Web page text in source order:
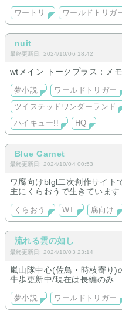
ワートリ ワールドトリガ
nuit
最終更新日: 2024/10/06 18:42
wtメイン トークプラス：メ
夢小説 ワールドトリガー
ツイステッドワンダーランド
ハイキュー!!
HQ
Blue Garnet
最終更新日: 2024/10/04 00:53
ワ腐向けblgl二次創作サイト
主にくらおうで生きています
くらおう WT 腐向け
流れる雲の如し
最終更新日: 2024/10/03 23:14
嵐山隊中心(佐鳥・時枝寄り)
牛歩更新中/現在は長編のみ
夢小説 ワールドトリガー